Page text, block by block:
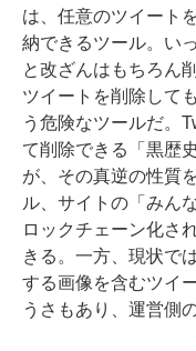
は、任意のツイート
納できるツール。い
と改ざんはもちろん
ツイートを削除して
う危険なツールだ。
て削除できる「黒歴
が、その真逆の性質
ル、サイトの「みん
ロックチェーン化さ
きる。一方、現状で
する画像を含むツイ
うさもあり、運営側